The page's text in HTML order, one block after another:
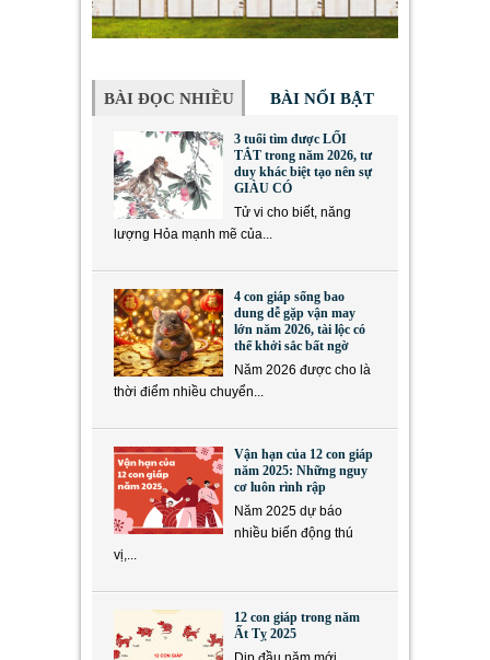
BÀI ĐỌC NHIỀU BÀI NỔI BẬT
3 tuổi tìm được LỐI
TẮT trong năm 2026, tư
duy khác biệt tạo nên sự
GIÀU CÓ
Tử vi cho biết, năng
lượng Hỏa mạnh mẽ của...
4 con giáp sống bao
dung dễ gặp vận may
lớn năm 2026, tài lộc có
thể khởi sắc bất ngờ
Năm 2026 được cho là
thời điểm nhiều chuyển...
Vận hạn của 12 con giáp
năm 2025: Những nguy
cơ luôn rình rập
Năm 2025 dự báo
nhiều biến động thú
vị,...
12 con giáp trong năm
Ất Tỵ 2025